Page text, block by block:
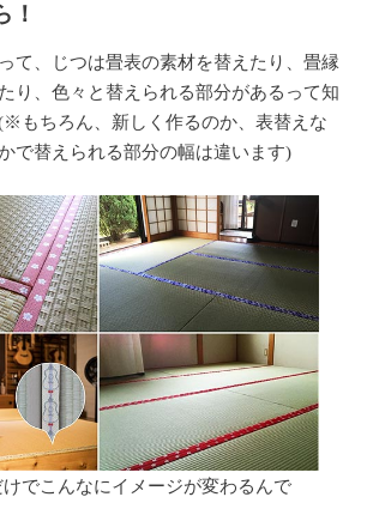
！
て、じつは畳表の素材を替えたり、畳縁
り、色々と替えられる部分があるって知
もちろん、新しく作るのか、表替えな
で替えられる部分の幅は違います)
でこんなにイメージが変わるんで